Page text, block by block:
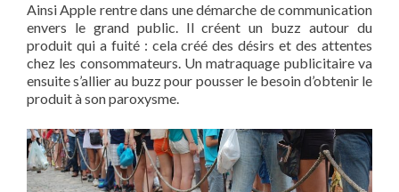
Ainsi Apple rentre dans une démarche de communication
envers le grand public. Il créent un buzz autour du
produit qui a fuité : cela créé des désirs et des attentes
chez les consommateurs. Un matraquage publicitaire va
ensuite s’allier au buzz pour pousser le besoin d’obtenir le
produit à son paroxysme.